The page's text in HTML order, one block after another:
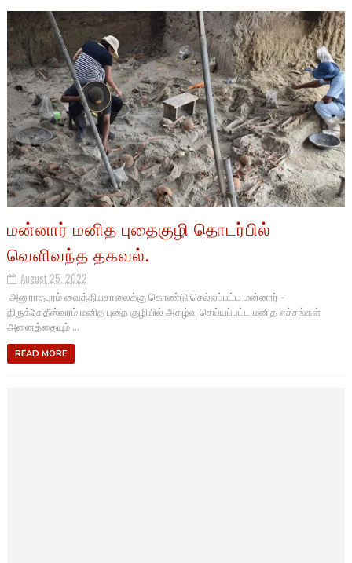
மன்னார் மனித புதைகுழி தொடர்பில்
வெளிவந்த தகவல்.
August 25, 2022
அனுராதபுரம் வைத்தியசாலைக்கு கொண்டு செல்லப்பட்ட மன்னார் -
திருக்கேதீஸ்வரம் மனித புதை குழியில் அகழ்வு செய்யப்பட்ட மனித எச்சங்கள்
அனைத்தையும் ...
READ MORE